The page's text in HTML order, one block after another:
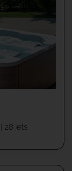
28 jets